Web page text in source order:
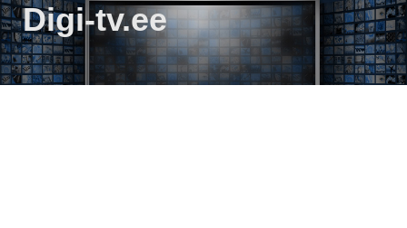
Digi-tv.ee